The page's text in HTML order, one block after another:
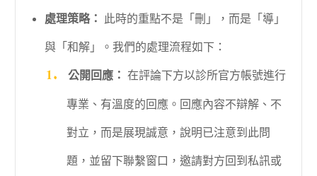
處理策略： 此時的重點不是「刪」，而是「導」
與「和解」。我們的處理流程如下：
公開回應： 在評論下方以診所官方帳號進行
專業、有溫度的回應。回應內容不辯解、不
對立，而是展現誠意，說明已注意到此問
題，並留下聯繫窗口，邀請對方回到私訊或